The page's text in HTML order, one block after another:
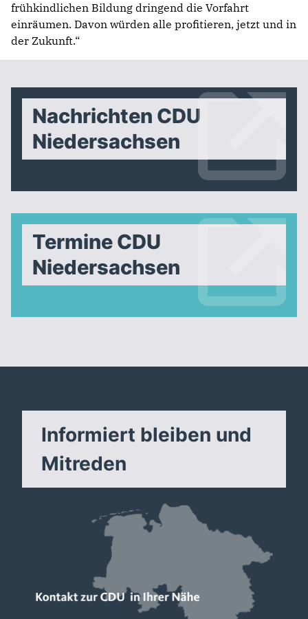
frühkindlichen Bildung dringend die Vorfahrt
einräumen. Davon würden alle profitieren, jetzt und in
der Zukunft.“
Nachrichten CDU
Niedersachsen
Termine CDU
Niedersachsen
Informiert bleiben und
Mitreden